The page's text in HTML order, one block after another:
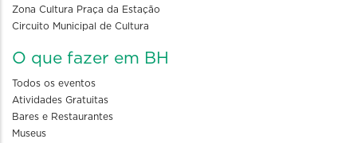
Zona Cultura Praça da Estação
Circuito Municipal de Cultura
O que fazer em BH
Todos os eventos
Atividades Gratuitas
Bares e Restaurantes
Museus